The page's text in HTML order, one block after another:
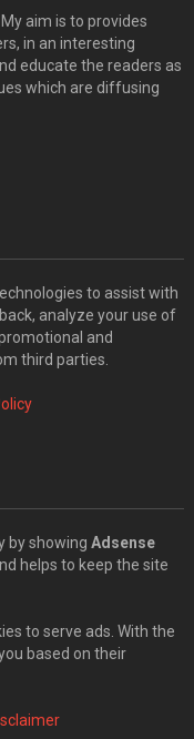
aim is to provides
in an interesting
educate the readers as
which are diffusing
to assist with
analyze your use of
and
third parties.
by showing Adsense
helps to keep the site
to serve ads. With the
based on their